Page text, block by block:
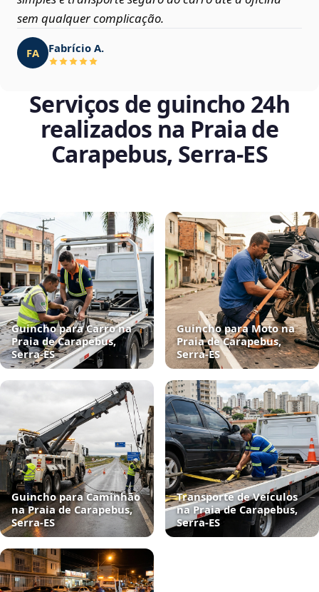
sem qualquer complicação.
FA Fabrício A.
Serviços de guincho 24h
realizados na Praia de
Carapebus, Serra‑ES
Guincho para Carro na
Praia de Carapebus,
Serra‑ES
Guincho para Moto na
Praia de Carapebus,
Serra‑ES
Guincho para Caminhão
na Praia de Carapebus,
Serra‑ES
Transporte de Veículos
na Praia de Carapebus,
Serra‑ES